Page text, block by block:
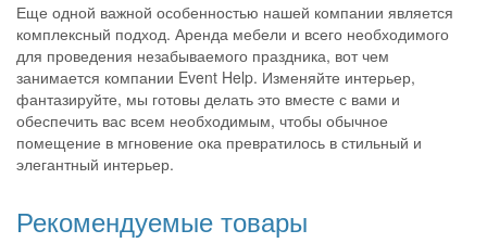
Еще одной важной особенностью нашей компании является
комплексный подход. Аренда мебели и всего необходимого
для проведения незабываемого праздника, вот чем
занимается компании Event Help. Изменяйте интерьер,
фантазируйте, мы готовы делать это вместе с вами и
обеспечить вас всем необходимым, чтобы обычное
помещение в мгновение ока превратилось в стильный и
элегантный интерьер.
Рекомендуемые товары